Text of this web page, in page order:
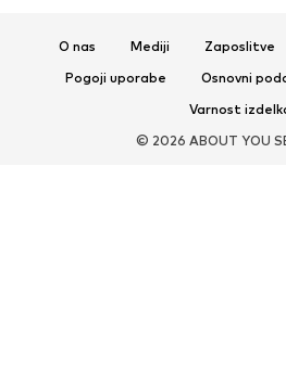
Nizki natikači
Copati
Ekskluzivno
O nas Mediji Zaposlitve
Pogoji uporabe
Osnovni
Varnost
© 2026 ABOUT YOU